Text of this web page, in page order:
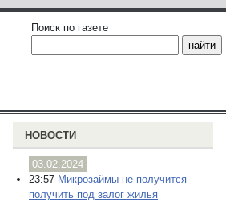
Поиск по газете
НОВОСТИ
03.02.2024
23:57 Микрозаймы не получится
получить под залог жилья